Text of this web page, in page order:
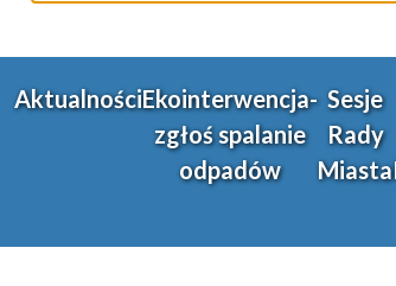
AktualnościEkointerwencja-
zgłoś spalanie
odpadów
Sesje
Rady
Miasta